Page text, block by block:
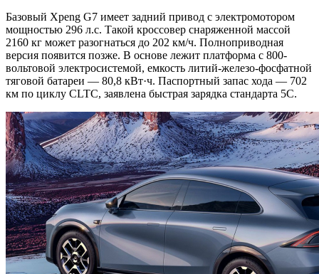
Базовый Xpeng G7 имеет задний привод с электромотором
мощностью 296 л.с. Такой кроссовер снаряженной массой
2160 кг может разогнаться до 202 км/ч. Полноприводная
версия появится позже. В основе лежит платформа с 800-
вольтовой электросистемой, емкость литий-железо-фосфатной
тяговой батареи — 80,8 кВт·ч. Паспортный запас хода — 702
км по циклу CLTC, заявлена быстрая зарядка стандарта 5C.